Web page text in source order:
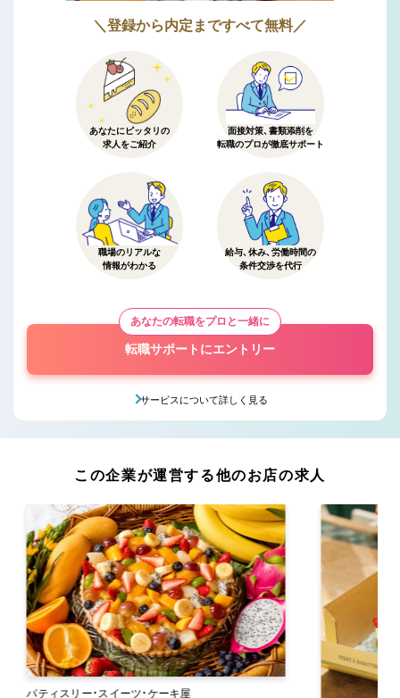
＼登録から内定まですべて無料／
あなたにピッタリの
求人をご紹介
面接対策、書類添削を
転職のプロが徹底サポート
職場のリアルな
情報がわかる
給与、休み、労働時間の
条件交渉を代行
あなたの転職をプロと一緒に
転職サポートにエントリー
サービスについて詳しく見る
この企業が運営する他のお店の求人
パティスリー・スイーツ・ケーキ屋